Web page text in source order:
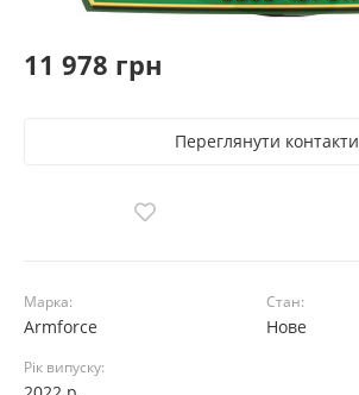
11 978 грн
Переглянути контакти
Марка:
Armforce
Стан:
Нове
Рік випуску: